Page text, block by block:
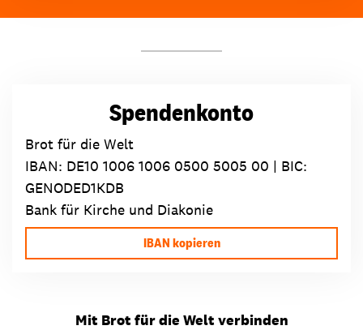
Spendenkonto
Brot für die Welt
IBAN: DE10 1006 1006 0500 5005 00 | BIC:
GENODED1KDB
Bank für Kirche und Diakonie
IBAN kopieren
Mit Brot für die Welt verbinden